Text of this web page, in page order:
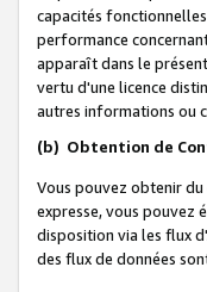
capacités
performance
apparaît dans le
vertu d'une licence
autres informations ou
(b) Obtention de
Vous pouvez obtenir
expresse, vous pouvez
disposition via les flux
des flux de données